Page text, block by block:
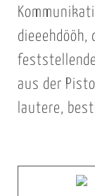
dieeehdööh,
aus der
lautere,